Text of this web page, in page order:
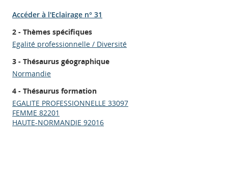
Accéder à l'Eclairage n° 31
2 - Thèmes spécifiques
Egalité professionnelle / Diversité
3 - Thésaurus géographique
Normandie
4 - Thésaurus formation
EGALITE PROFESSIONNELLE 33097
FEMME 82201
HAUTE-NORMANDIE 92016
Appels à projets